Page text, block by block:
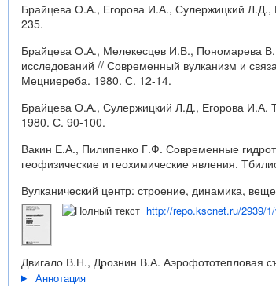
Брайцева О.А., Егорова И.А., Сулержицкий
235.
Брайцева О.А., Мелекесцев И.В., Пономарева
исследований // Современный вулканизм и
Мецниереба. 1980. С. 12-14.
Брайцева О.А., Сулержицкий Л.Д., Егорова И.А.
1980. С. 90-100.
Вакин Е.А., Пилипенко Г.Ф. Современные
геофизические и геохимические явления.
Вулканический центр: строение, динамика,
http://repo.kscnet.ru/2939/
Двигало В.Н., Дрознин В.А. Аэрофототепловая
Аннотация